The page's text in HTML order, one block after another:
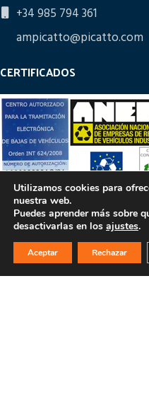
+34 985 794 361
ampicatto@picatto.com
CERTIFICADOS
PULSA PARA MÁS
Utilizamos cookies para
nuestra web.
Puedes aprender más sobre
desactivarlas en los ajustes.
Aceptar Rechazar